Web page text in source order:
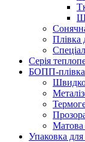
Плівка
Серія
БОПП-плівка
Матова
Упаковка для